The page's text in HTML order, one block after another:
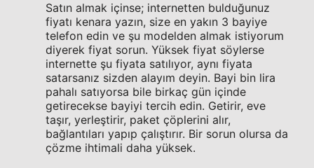
Satın almak içinse; internetten bulduğunuz
fiyatı kenara yazın, size en yakın 3 bayiye
telefon edin ve şu modelden almak istiyorum
diyerek fiyat sorun. Yüksek fiyat söylerse
internette şu fiyata satılıyor, aynı fiyata
satarsanız sizden alayım deyin. Bayi bin lira
pahalı satıyorsa bile birkaç gün içinde
getirecekse bayiyi tercih edin. Getirir, eve
taşır, yerleştirir, paket çöplerini alır,
bağlantıları yapıp çalıştırır. Bir sorun olursa da
çözme ihtimali daha yüksek.